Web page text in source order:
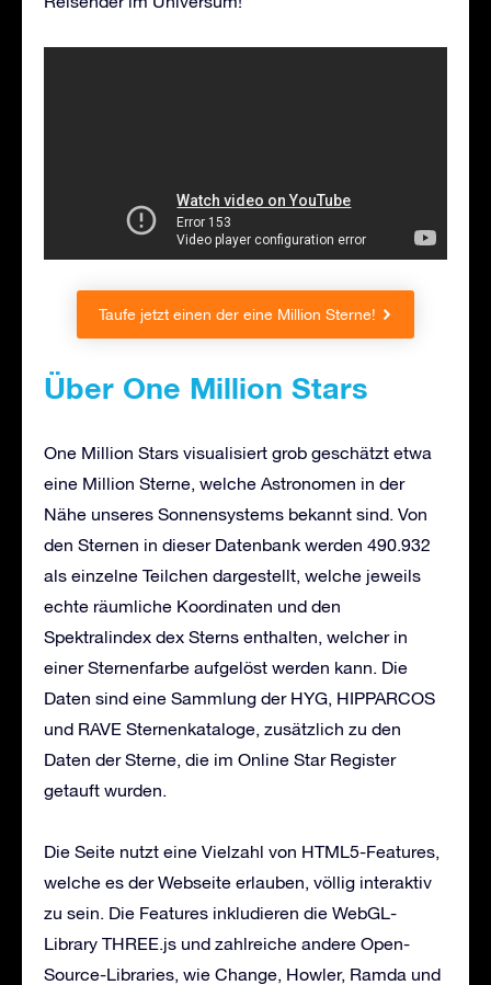
Taufe jetzt einen der eine Million Sterne!
Über One Million Stars
One Million Stars visualisiert grob geschätzt etwa
eine Million Sterne, welche Astronomen in der
Nähe unseres Sonnensystems bekannt sind. Von
den Sternen in dieser Datenbank werden 490.932
als einzelne Teilchen dargestellt, welche jeweils
echte räumliche Koordinaten und den
Spektralindex dex Sterns enthalten, welcher in
einer Sternenfarbe aufgelöst werden kann. Die
Daten sind eine Sammlung der HYG, HIPPARCOS
und RAVE Sternenkataloge, zusätzlich zu den
Daten der Sterne, die im Online Star Register
getauft wurden.
Die Seite nutzt eine Vielzahl von HTML5-Features,
welche es der Webseite erlauben, völlig interaktiv
zu sein. Die Features inkludieren die WebGL-
Library THREE.js und zahlreiche andere Open-
Source-Libraries, wie Change, Howler, Ramda und